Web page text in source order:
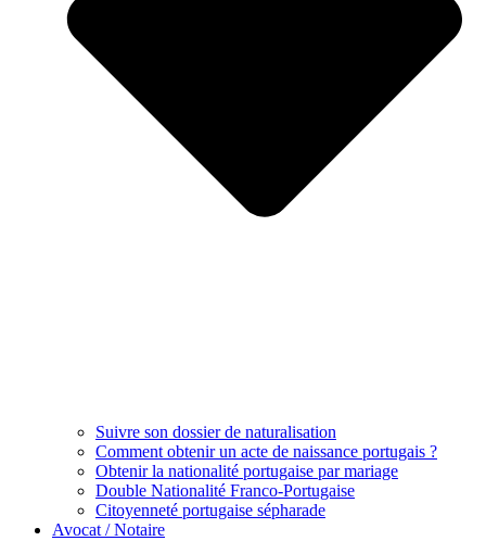
Suivre son dossier de naturalisation
Comment obtenir un acte de naissance portugais ?
Obtenir la nationalité portugaise par mariage
Double Nationalité Franco-Portugaise
Citoyenneté portugaise sépharade
Avocat / Notaire